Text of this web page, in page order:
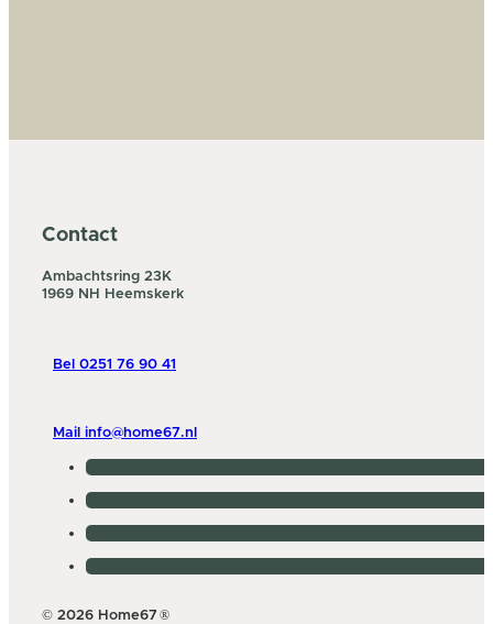
Contact
Ambachtsring 23K
1969 NH Heemskerk
Bel 0251 76 90 41
Mail info@home67.nl
© 2026 Home67 ®